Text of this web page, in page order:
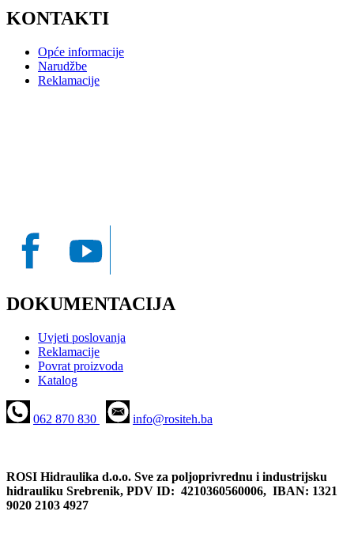
KONTAKTI
Opće informacije
Narudžbe
Reklamacije
DOKUMENTACIJA
Uvjeti poslovanja
Reklamacije
Povrat proizvoda
Katalog
062 870 830 info@rositeh.ba
ROSI Hidraulika d.o.o. Sve za poljoprivrednu i industrijsku
hidrauliku Srebrenik, PDV ID: 4210360560006, IBAN: 1321
9020 2103 4927